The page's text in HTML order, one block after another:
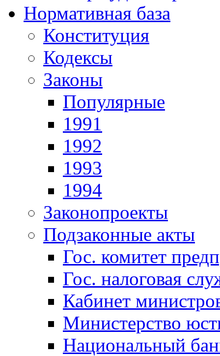
Нормативная база
Конституция
Кодексы
Законы
Популярные
1991
1992
1993
1994
Законопроекты
Подзаконные акты
Гос. комитет
Гос. налоговая
Кабинет
Министерство
Национальный